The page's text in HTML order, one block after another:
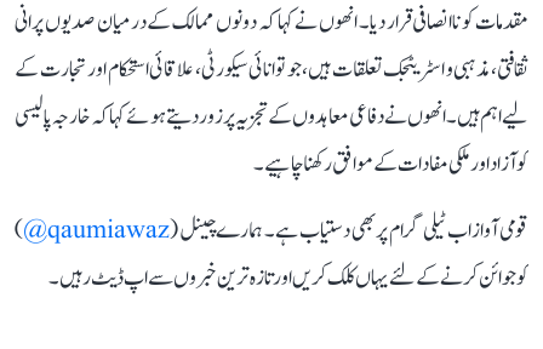
مقدمات کو ناانصافی قرار دیا۔ انھوں نے کہا کہ دونوں ممالک کے درمیان صدیوں پرانی
ثقافتی، مذہبی و اسٹریٹجک تعلقات ہیں، جو توانائی سیکورٹی، علاقائی استحکام اور تجارت کے
لیے اہم ہیں۔ انھوں نے دفاعی معاہدوں کے تجزیہ پر زور دیتے ہوئے کہا کہ خارجہ پالیسی
کو آزاد اور ملکی مفادات کے موافق رکھنا چاہیے۔
قومی آواز اب ٹیلی گرام پر بھی دستیاب ہے۔ ہمارے چینل (qaumiawaz@
)
کو جوائن کرنے کے لئے یہاں کلک کریں اور تازہ ترین خبروں سے اپ ڈیٹ رہیں۔